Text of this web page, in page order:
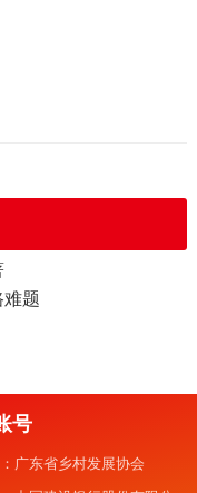
难题
号
广东省乡村发展协会